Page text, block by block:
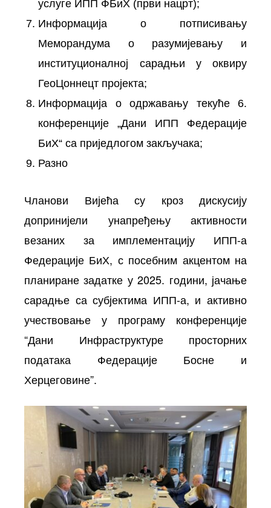
услуге ИПП ФБиХ (први нацрт);
Информација о потписивању
Меморандума о разумијевању и
институционалној сарадњи у оквиру
ГеоЦоннецт пројекта;
Информација о одржавању текуће 6.
конференције „Дани ИПП Федерације
БиХ“ са приједлогом закључака;
Разно
Чланови Вијећа су кроз дискусију
допринијели унапређењу активности
везаних за имплементацију ИПП-а
Федерације БиХ, с посебним акцентом на
планиране задатке у 2025. години, јачање
сарадње са субјектима ИПП-а, и активно
учествовање у програму конференције
“Дани Инфраструктуре просторних
података Федерације Босне и
Херцеговине”.